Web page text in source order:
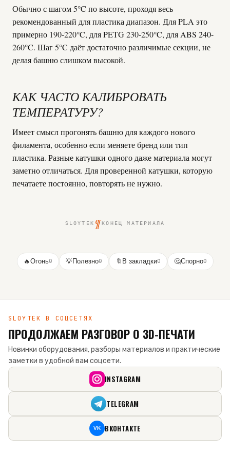
Обычно с шагом 5°C по высоте, проходя весь
рекомендованный для пластика диапазон. Для PLA это
примерно 190-220°C, для PETG 230-250°C, для ABS 240-
260°C. Шаг 5°C даёт достаточно различимые секции, не
делая башню слишком высокой.
КАК ЧАСТО КАЛИБРОВАТЬ
ТЕМПЕРАТУРУ?
Имеет смысл прогонять башню для каждого нового
филамента, особенно если меняете бренд или тип
пластика. Разные катушки одного даже материала могут
заметно отличаться. Для проверенной катушки, которую
печатаете постоянно, повторять не нужно.
SLOYTEK ¶КОНЕЦ МАТЕРИАЛА
🔥Огонь0 💡Полезно0 🔖 В закладки0 🤔Спорно0
SLOYTEK В СОЦСЕТЯХ
ПРОДОЛЖАЕМ РАЗГОВОР О 3D-ПЕЧАТИ
Новинки оборудования, разборы материалов и практические
заметки в удобной вам соцсети.
INSTAGRAM
TELEGRAM
VK ВКОНТАКТЕ